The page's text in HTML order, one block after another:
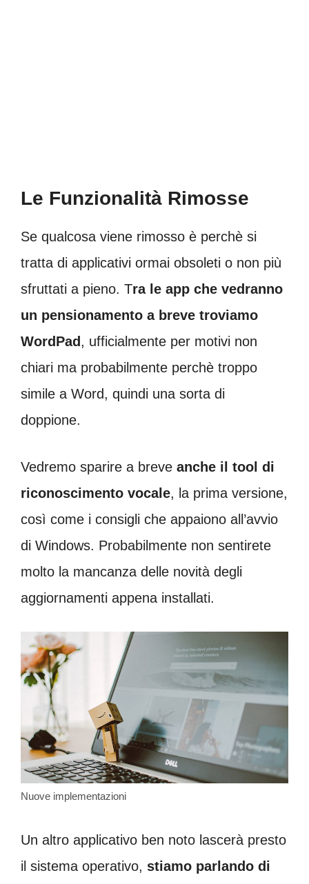
Le Funzionalità Rimosse
Se qualcosa viene rimosso è perchè si
tratta di applicativi ormai obsoleti o non più
sfruttati a pieno. Tra le app che vedranno
un pensionamento a breve troviamo
WordPad , ufficialmente per motivi non
chiari ma probabilmente perchè troppo
simile a Word, quindi una sorta di
doppione.
Vedremo sparire a breve anche il tool di
riconoscimento vocale, la prima versione,
così come i consigli che appaiono all’avvio
di Windows. Probabilmente non sentirete
molto la mancanza delle novità degli
aggiornamenti appena installati.
Nuove implementazioni
Un altro applicativo ben noto lascerà presto
il sistema operativo, stiamo parlando di